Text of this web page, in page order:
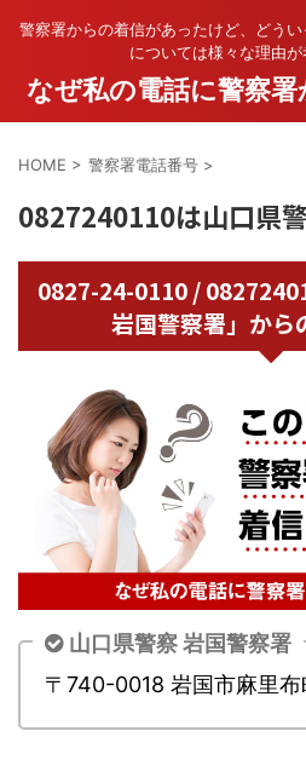
警察署からの着信があったけど、どう
については様々な理由が
なぜ私の電話に警察署
HOME > 警察署電話番号 >
0827240110は山口県
0827-24-0110 /
岩国警察署」から
山口県警察 岩国警察署
〒740-0018 岩国市麻里